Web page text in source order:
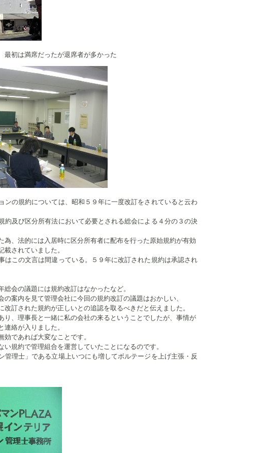
満席だったが退席者が多かった
ンの規約については、昭和５９年に一度改訂をされていると云わ
約及び区分所有法において必要とされる総会による４分の３の決
為、法的には入居時に区分所有者に配布を行った原始規約が有効
されていました。
はこの文言は間違っている。５９年に改訂された規約は承認され
総会の議題には規約改訂はなかったなど。
の案内を見て管理会社に今回の規約改訂の議題はおかしい、
改訂された規約が正しいとの追認を取るべきだと伝えました。
り、理事長と一緒に私の会社の来るということでしたが、事情が
絡が入りました。
効であれば大変なことです。
い規約で管理組合を運営していたことになるのです。
管理士」である立場上いつにも増してボルテージを上げ主張・反